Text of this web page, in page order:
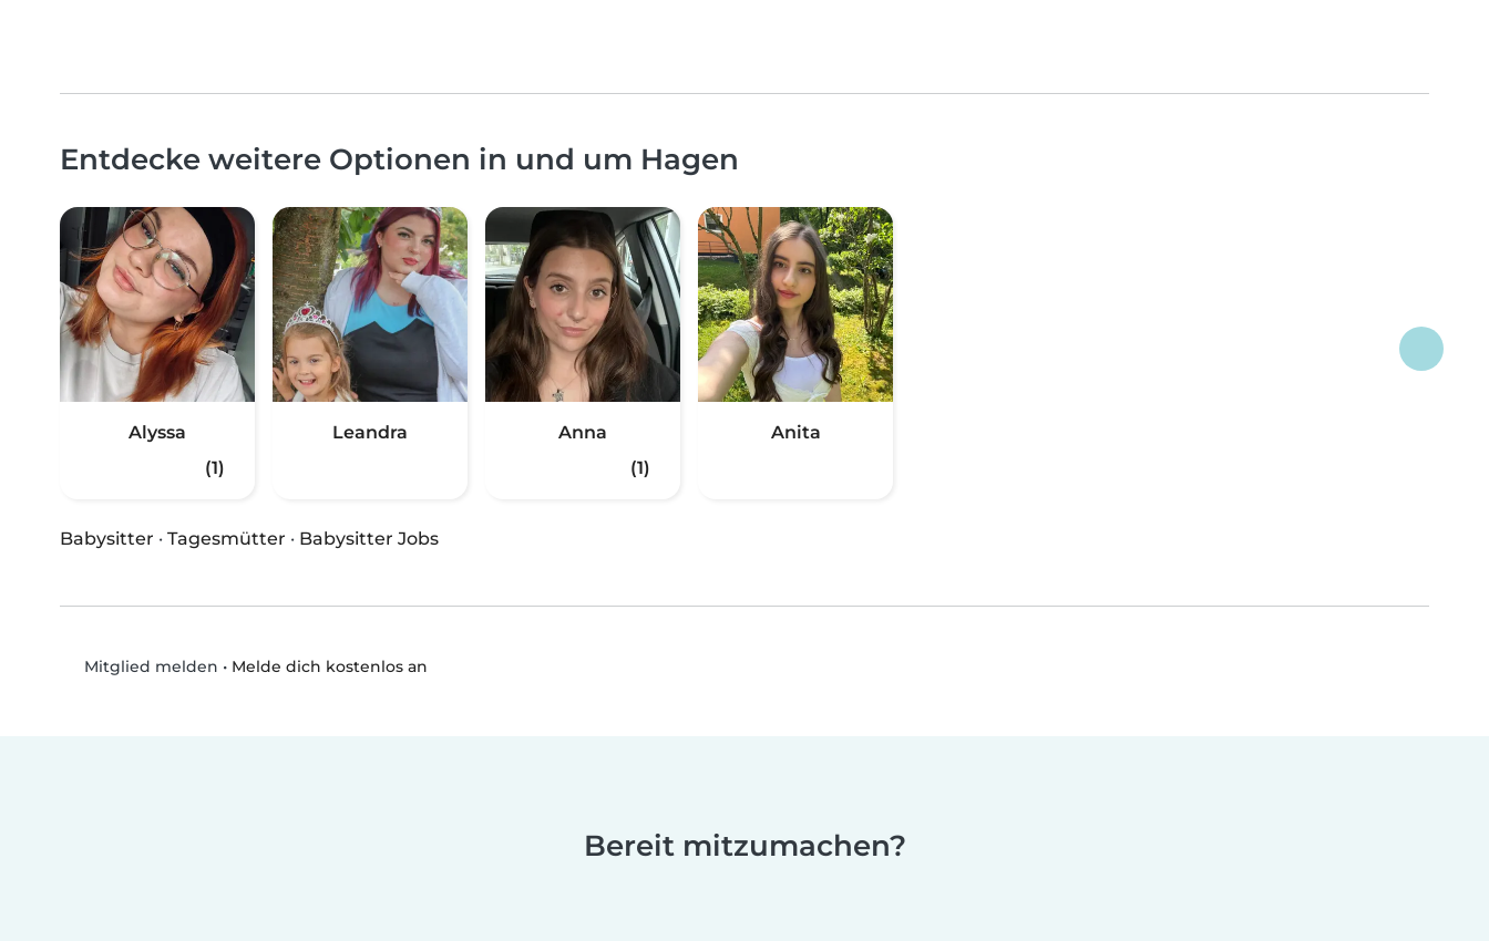
Entdecke weitere Optionen in und um Hagen
Alyssa
(1)
Leandra
Anna
(1)
Anita
Babysitter · Tagesmütter · Babysitter Jobs
Mitglied melden • Melde dich kostenlos an
Bereit mitzumachen?